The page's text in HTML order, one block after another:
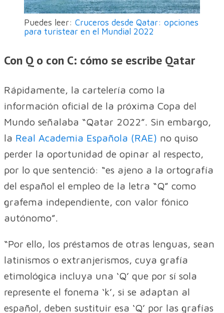
Puedes leer: Cruceros desde Qatar: opciones
para turistear en el Mundial 2022
Con Q o con C: cómo se escribe Qatar
Rápidamente, la cartelería como la
información oficial de la próxima Copa del
Mundo señalaba “Qatar 2022”. Sin embargo,
la Real Academia Española (RAE) no quiso
perder la oportunidad de opinar al respecto,
por lo que sentenció: “es ajeno a la ortografía
del español el empleo de la letra “Q” como
grafema independiente, con valor fónico
autónomo”.
“Por ello, los préstamos de otras lenguas, sean
latinismos o extranjerismos, cuya grafía
etimológica incluya una ‘Q’ que por sí sola
represente el fonema ‘k’, si se adaptan al
español, deben sustituir esa ‘Q’ por las grafías